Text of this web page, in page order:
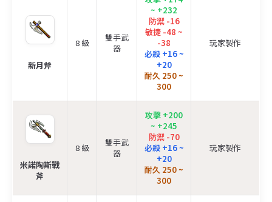
新月斧
8 級
雙手武
器
~ +232
防禦 -16
敏捷 -48 ~
-38
必殺 +16 ~
+20
耐久 250 ~
300
玩家製作
米諾陶斯戰
斧
8 級
雙手武
器
攻擊 +200
~ +245
防禦 -70
必殺 +16 ~
+20
耐久 250 ~
300
玩家製作